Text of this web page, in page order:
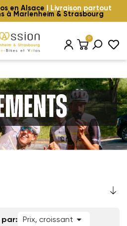
en Alsace | Livraison partout
à Marlenheim & Strasbourg
0
par: Prix, croissant 